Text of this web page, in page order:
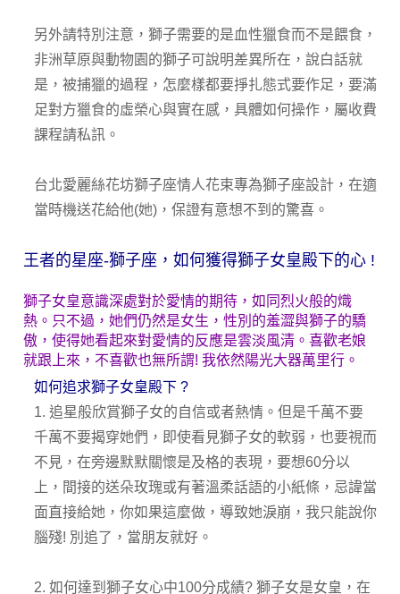
另外請特別注意，獅子需要的是血性獵食而不是餵食，
非洲草原與動物園的獅子可說明差異所在，說白話就
是，被捕獵的過程，怎麼樣都要掙扎態式要作足，要滿
足對方獵食的虛榮心與實在感，具體如何操作，屬收費
課程請私訊。
台北愛麗絲花坊獅子座情人花束專為獅子座設計，在適
當時機送花給他(她)，保證有意想不到的驚喜。
王者的星座-獅子座，如何獲得獅子女皇殿下的心 !
獅子女皇意識深處對於愛情的期待，如同烈火般的熾
熱。只不過，她們仍然是女生，性別的羞澀與獅子的驕
傲，使得她看起來對愛情的反應是雲淡風清。喜歡老娘
就跟上來，不喜歡也無所謂! 我依然陽光大器萬里行。
如何追求獅子女皇殿下 ?
1. 追星般欣賞獅子女的自信或者熱情。但是千萬不要
千萬不要揭穿她們，即使看見獅子女的軟弱，也要視而
不見，在旁邊默默關懷是及格的表現，要想60分以
上，間接的送朵玫瑰或有著溫柔話語的小紙條，忌諱當
面直接給她，你如果這麼做，導致她淚崩，我只能說你
腦殘! 別追了，當朋友就好。
2. 如何達到獅子女心中100分成績? 獅子女是女皇，在